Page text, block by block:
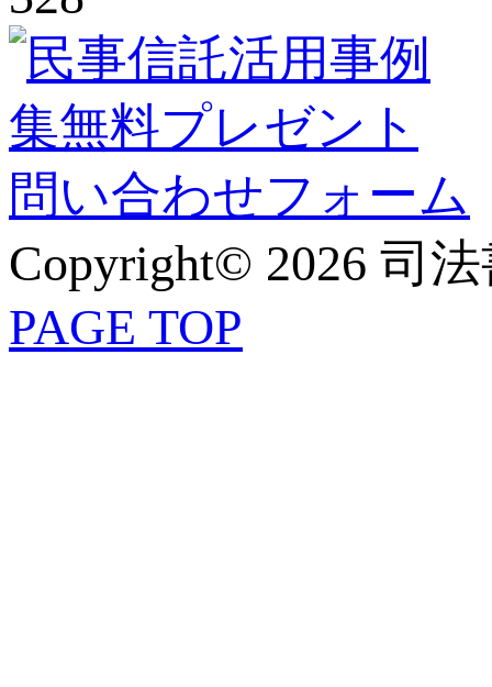
Copyright© 2026 司
PAGE TOP